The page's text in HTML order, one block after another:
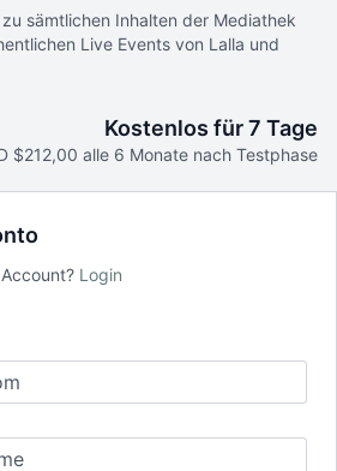
Login
sämtlichen Inhalten der Mediathek
Live Events von Lalla und
der Live Events
der Akademie Rubrik zur
Kostenlos für 7 Tage
$212,00 alle 6 Monate nach Testphase